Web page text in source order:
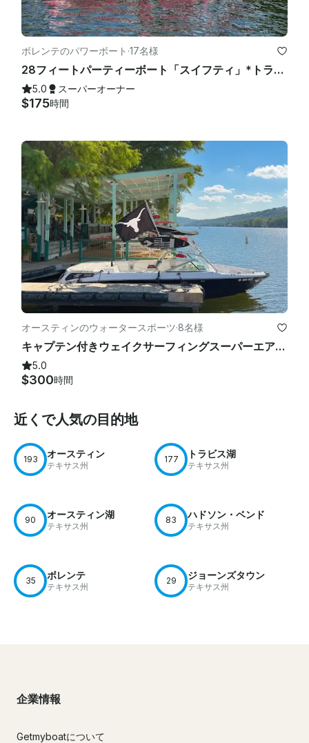
ボレンテのパワーボート ·17名様
28フィートパーティーボート「スイフティ」*トラビス湖のみ*
5.0 スーパーオーナー
$175時間
オースティンのウォータースポーツ·8名様
キャプテン付きウェイクサーフィングスーパーエアノーティーク
5.0
$300時間
近くで人気の目的地
193 オースティン
テキサス州
177 トラビス湖
テキサス州
90 オースティン湖
テキサス州
83 ハドソン・ベンド
テキサス州
35 ボレンテ
テキサス州
29 ジョーンズタウン
テキサス州
企業情報
Getmyboatについて